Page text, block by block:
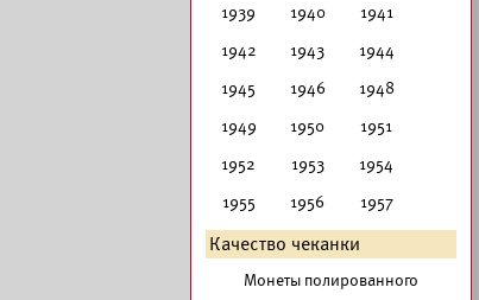
1939
1940
1941
1942
1943
1944
1945
1946
1948
1949
1950
1951
1952
1953
1954
1955
1956 1957
Качество чеканки
Монеты полированного